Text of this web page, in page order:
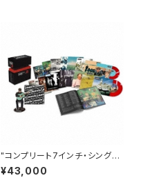
"コンプリート7インチ・シング
ル・コレクションBOX Vol.1 ［7i
nchx15+ブックレット+アクリ
¥43,000